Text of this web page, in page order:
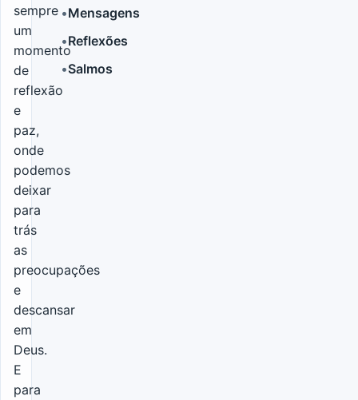
sempre
um
momento
de
reflexão
e
paz,
onde
podemos
deixar
para
trás
as
preocupações
e
descansar
em
Deus.
E
para
•Mensagens
•Reflexões
•Salmos